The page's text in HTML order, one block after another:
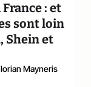
: et
sont loin
Shein et
Mayneris